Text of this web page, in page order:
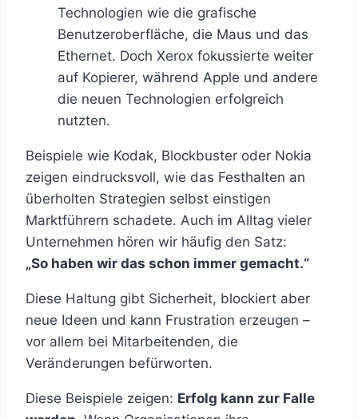
Technologien wie die grafische
Benutzeroberfläche, die Maus und das
Ethernet. Doch Xerox fokussierte weiter
auf Kopierer, während Apple und andere
die neuen Technologien erfolgreich
nutzten.
Beispiele wie Kodak, Blockbuster oder Nokia
zeigen eindrucksvoll, wie das Festhalten an
überholten Strategien selbst einstigen
Marktführern schadete. Auch im Alltag vieler
Unternehmen hören wir häufig den Satz:
„So haben wir das schon immer gemacht.“
Diese Haltung gibt Sicherheit, blockiert aber
neue Ideen und kann Frustration erzeugen –
vor allem bei Mitarbeitenden, die
Veränderungen befürworten.
Diese Beispiele zeigen: Erfolg kann zur Falle